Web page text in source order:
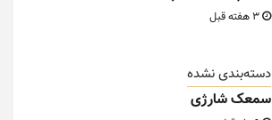
دسته‌بندی نشده
سمعک شارژی